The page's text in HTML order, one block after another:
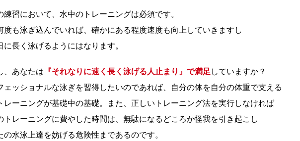
練習において、水中のトレーニングは必須です。
度も泳ぎ込んでいれば、確かにある程度速度も向上していきますし
に長く泳げるようにはなります。
、あなたは 『それなりに速く長く泳げる人止まり』で満足 していますか？
ェッショナルな泳ぎを習得したいのであれば、自分の体を自分の体重で支える
レーニングが基礎中の基礎。
また、正しいトレーニング法を実行しなければ
トレーニングに費やした時間は、無駄になるどころか怪我を引き起こし
の水泳上達を妨げる危険性まであるのです。